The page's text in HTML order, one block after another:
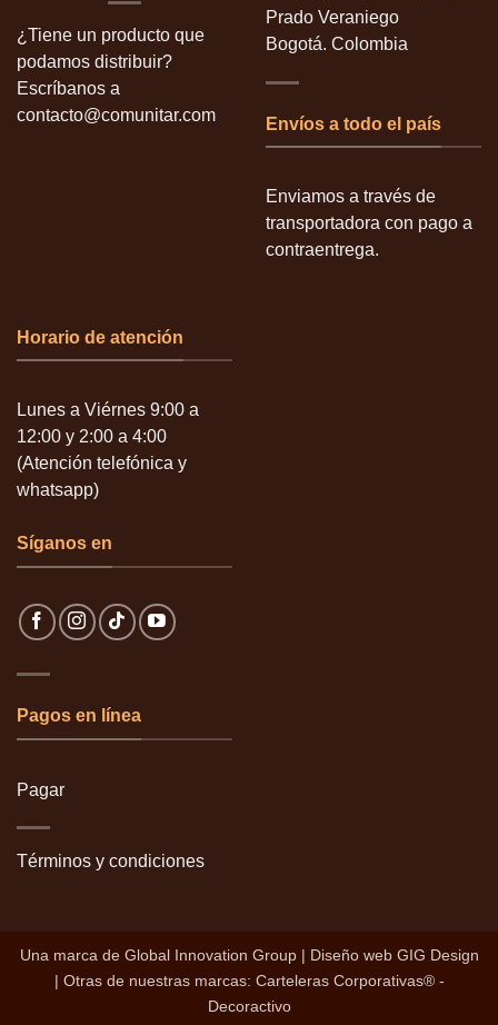
¿Tiene un producto que
podamos distribuir?
Escríbanos a
contacto@comunitar.com
Prado Veraniego
Bogotá. Colombia
Envíos a todo el país
Enviamos a través de
transportadora con pago a
contraentrega.
Horario de atención
Lunes a Viérnes 9:00 a
12:00 y 2:00 a 4:00
(Atención telefónica y
whatsapp)
Síganos en
Pagos en línea
Pagar
Términos y condiciones
Una marca de Global Innovation Group| Diseño web GIG Design
| Otras de nuestras marcas: Carteleras Corporativas® -
Decoractivo